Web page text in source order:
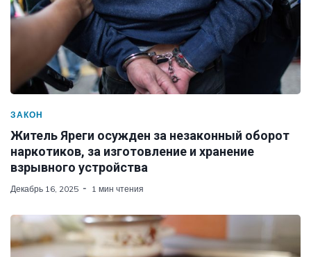
ЗАКОН
Житель Яреги осужден за незаконный оборот
наркотиков, за изготовление и хранение
взрывного устройства
Декабрь 16, 2025 1 мин чтения